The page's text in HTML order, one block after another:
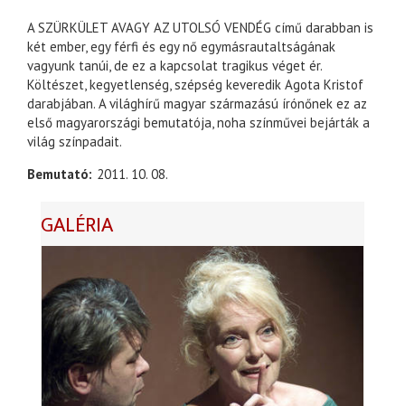
A SZÜRKÜLET AVAGY AZ UTOLSÓ VENDÉG című darabban is
két ember, egy férfi és egy nő egymásrautaltságának
vagyunk tanúi, de ez a kapcsolat tragikus véget ér.
Költészet, kegyetlenség, szépség keveredik Agota Kristof
darabjában. A világhírű magyar származású írónőnek ez az
első magyarországi bemutatója, noha színművei bejárták a
világ színpadait.
Bemutató 2011. 10. 08.
GALÉRIA